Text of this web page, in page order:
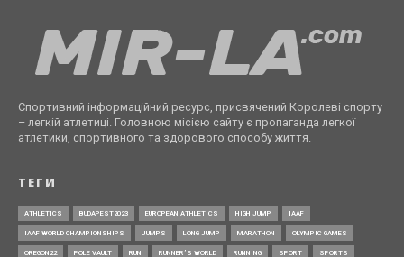
Спортивний інформаційний ресурс, присвячений Королеві спорту
– легкій атлетиці. Головною місією сайту є пропаганда легкої
атлетики, спортивного та здорового способу життя.
ТЕГИ
ATHLETICS BUDAPEST2023 EUROPEAN ATHLETICS HIGH JUMP IAAF
IAAF WORLD CHAMPIONSHIPS JUMPS LONG JUMP MARATHON OLYMPIC GAMES
OREGON22 POLE VAULT RUN RUNNER’S WORLD RUNNING SPORT SPORTS